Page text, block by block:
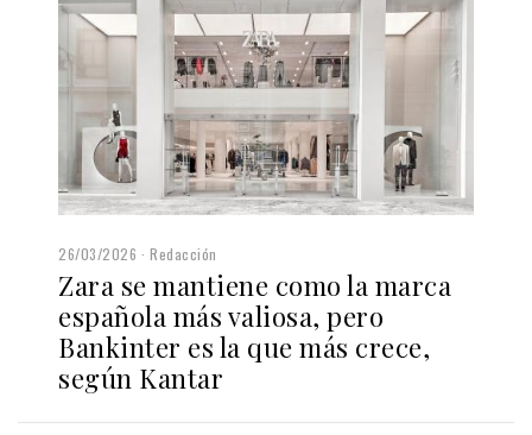
26/03/2026 Redacción
Zara se mantiene como la marca
española más valiosa, pero
Bankinter es la que más crece,
según Kantar